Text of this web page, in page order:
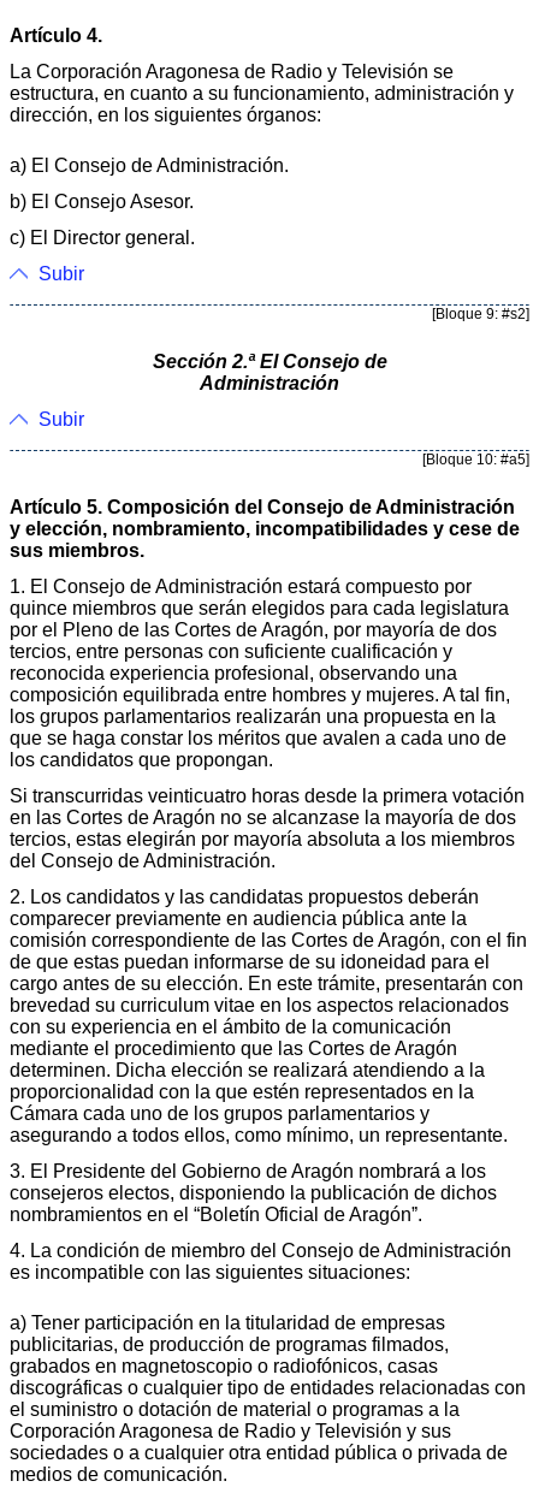
Artículo 4.
La Corporación Aragonesa de Radio y Televisión se
estructura, en cuanto a su funcionamiento, administración y
dirección, en los siguientes órganos:
a) El Consejo de Administración.
b) El Consejo Asesor.
c) El Director general.
Subir
[Bloque 9: #s2]
Sección 2.ª El Consejo de
Administración
Subir
[Bloque 10: #a5]
Artículo 5. Composición del Consejo de Administración
y elección, nombramiento, incompatibilidades y cese de
sus miembros.
1. El Consejo de Administración estará compuesto por
quince miembros que serán elegidos para cada legislatura
por el Pleno de las Cortes de Aragón, por mayoría de dos
tercios, entre personas con suficiente cualificación y
reconocida experiencia profesional, observando una
composición equilibrada entre hombres y mujeres. A tal fin,
los grupos parlamentarios realizarán una propuesta en la
que se haga constar los méritos que avalen a cada uno de
los candidatos que propongan.
Si transcurridas veinticuatro horas desde la primera votación
en las Cortes de Aragón no se alcanzase la mayoría de dos
tercios, estas elegirán por mayoría absoluta a los miembros
del Consejo de Administración.
2. Los candidatos y las candidatas propuestos deberán
comparecer previamente en audiencia pública ante la
comisión correspondiente de las Cortes de Aragón, con el fin
de que estas puedan informarse de su idoneidad para el
cargo antes de su elección. En este trámite, presentarán con
brevedad su curriculum vitae en los aspectos relacionados
con su experiencia en el ámbito de la comunicación
mediante el procedimiento que las Cortes de Aragón
determinen. Dicha elección se realizará atendiendo a la
proporcionalidad con la que estén representados en la
Cámara cada uno de los grupos parlamentarios y
asegurando a todos ellos, como mínimo, un representante.
3. El Presidente del Gobierno de Aragón nombrará a los
consejeros electos, disponiendo la publicación de dichos
nombramientos en el “Boletín Oficial de Aragónˮ.
4. La condición de miembro del Consejo de Administración
es incompatible con las siguientes situaciones:
a) Tener participación en la titularidad de empresas
publicitarias, de producción de programas filmados,
grabados en magnetoscopio o radiofónicos, casas
discográficas o cualquier tipo de entidades relacionadas con
el suministro o dotación de material o programas a la
Corporación Aragonesa de Radio y Televisión y sus
sociedades o a cualquier otra entidad pública o privada de
medios de comunicación.